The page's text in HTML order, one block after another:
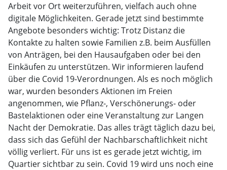
Arbeit vor Ort weiterzuführen, vielfach auch ohne
digitale Möglichkeiten. Gerade jetzt sind bestimmte
Angebote besonders wichtig: Trotz Distanz die
Kontakte zu halten sowie Familien z.B. beim Ausfüllen
von Anträgen, bei den Hausaufgaben oder bei den
Einkäufen zu unterstützen. Wir informieren laufend
über die Covid 19-Verordnungen. Als es noch möglich
war, wurden besonders Aktionen im Freien
angenommen, wie Pflanz-, Verschönerungs- oder
Bastelaktionen oder eine Veranstaltung zur Langen
Nacht der Demokratie. Das alles trägt täglich dazu bei,
dass sich das Gefühl der Nachbarschaftlichkeit nicht
völlig verliert. Für uns ist es gerade jetzt wichtig, im
Quartier sichtbar zu sein. Covid 19 wird uns noch eine